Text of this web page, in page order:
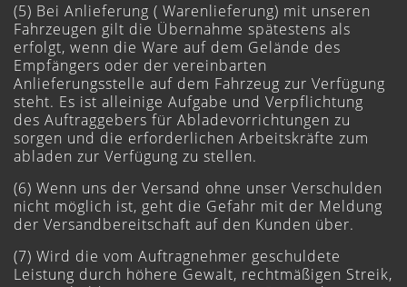
(5) Bei Anlieferung ( Warenlieferung) mit unseren
Fahrzeugen gilt die Übernahme spätestens als
erfolgt, wenn die Ware auf dem Gelände des
Empfängers oder der vereinbarten
Anlieferungsstelle auf dem Fahrzeug zur Verfügung
steht. Es ist alleinige Aufgabe und Verpflichtung
des Auftraggebers für Abladevorrichtungen zu
sorgen und die erforderlichen Arbeitskräfte zum
abladen zur Verfügung zu stellen.
(6) Wenn uns der Versand ohne unser Verschulden
nicht möglich ist, geht die Gefahr mit der Meldung
der Versandbereitschaft auf den Kunden über.
(7) Wird die vom Auftragnehmer geschuldete
Leistung durch höhere Gewalt, rechtmäßigen Streik,